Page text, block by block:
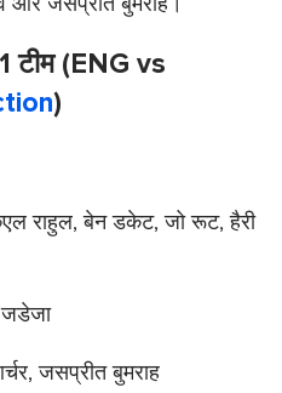
टीम (ENG vs
)
राहुल, बेन डकेट, जो रूट, हैरी
जडेजा
जसप्रीत बुमराह